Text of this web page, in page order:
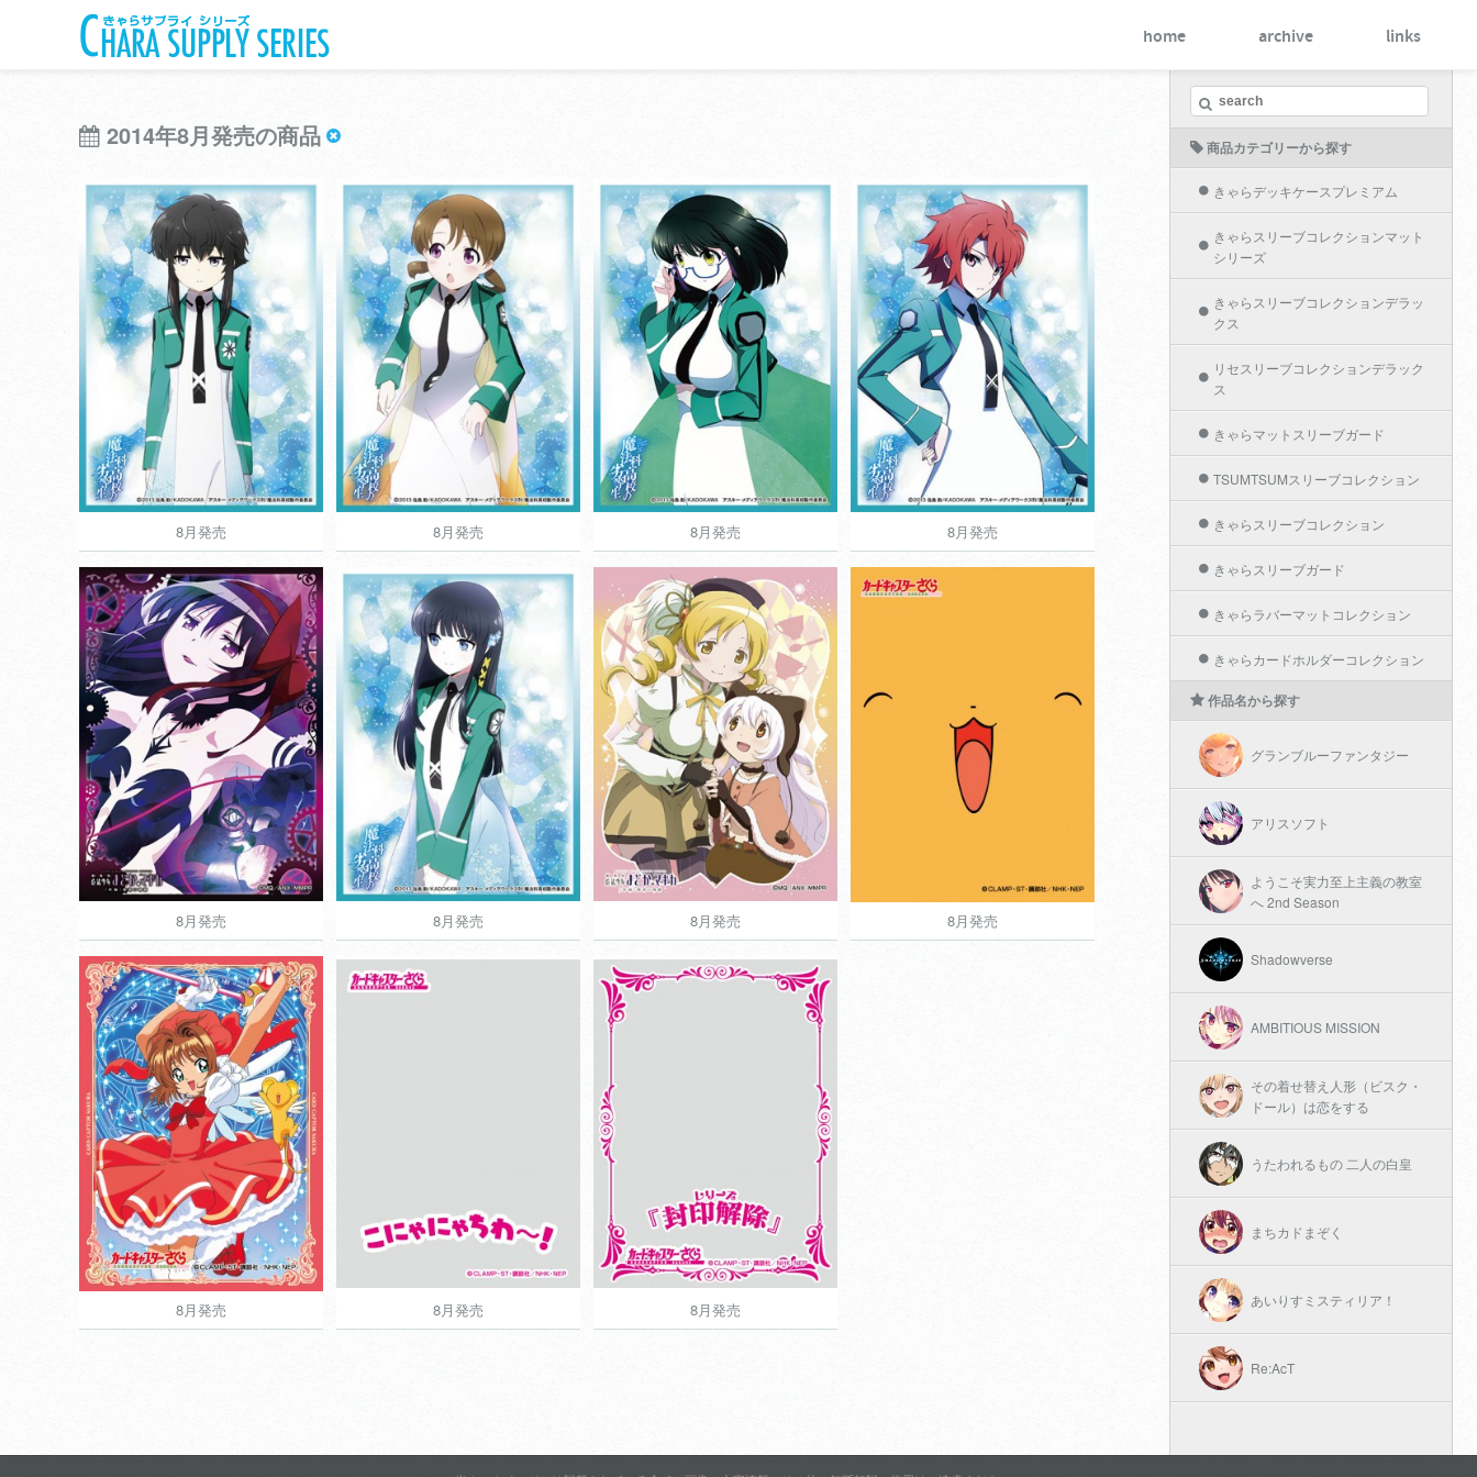
home archive links
2014年8月発売の商品
8月発売
きゃらスリーブコレクションマットシリー
ズ
魔法科高校の劣等生
760円
8月発売 8月発売
きゃらスリーブコレクションマットシリー
ズ
魔法科高校の劣等生
View more
760円
8月発売 8月発売
きゃらスリーブコレクションマットシリー
ズ
魔法科高校の劣等生
View more
760円
8月発売 8月発売
きゃらスリーブコレクションマットシリー
ズ
魔法科高校の劣等生
View more
760円
8月発売
8月発売
きゃらスリーブコレクションマットシリー
ズ
劇場版 魔法少女まどか☆マ
ギカ[新編]叛逆の物語
View more
760円
8月発売 8月発売
きゃらスリーブコレクションマットシリー
ズ
魔法科高校の劣等生
View more
760円
8月発売 8月発売
きゃらスリーブコレクションマットシリー
ズ
劇場版 魔法少女まどか☆マ
ギカ[新編]叛逆の物語
View more
760円
8月発売 8月発売
カードキャプターさくら
View more
8月発売
8月発売
きゃらスリーブコレクション
カードキャプターさくら
View more
8月発売 8月発売
View more
8月発売 8月発売
View more
8月発売
商品カテゴリーから探す
きゃらデッキケースプレミアム
きゃらスリーブコレクションマット
シリーズ
きゃらスリーブコレクションデラッ
クス
リセスリーブコレクションデラック
ス
きゃらマットスリーブガード
TSUMTSUMスリーブコレクション
きゃらスリーブコレクション
きゃらスリーブガード
きゃらラバーマットコレクション
きゃらカードホルダーコレクション
作品名から探す
グランブルーファンタジー
アリスソフト
ようこそ実力至上主義の教室
へ 2nd Season
Shadowverse
AMBITIOUS MISSION
その着せ替え人形（ビスク・
ドール）は恋をする
うたわれるもの 二人の白皇
まちカドまぞく
あいりすミスティリア！
Re:AcT